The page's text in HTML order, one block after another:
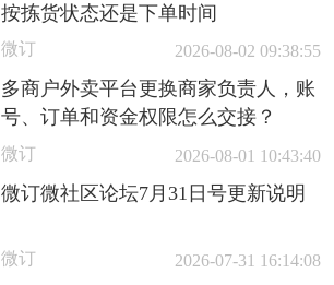
按拣货状态还是下单时间
微订 2026-08-02 09:38:55
多商户外卖平台更换商家负责人，账
号、订单和资金权限怎么交接？
微订 2026-08-01 10:43:40
微订微社区论坛7月31日号更新说明
微订 2026-07-31 16:14:08